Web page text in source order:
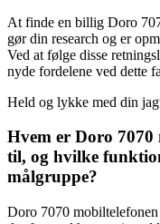
At finde en billig Doro
gør din research og er
Ved at følge disse
nyde fordelene ved dette
Held og lykke med din
Hvem er Doro 7070
til, og hvilke
målgruppe?
Doro 7070